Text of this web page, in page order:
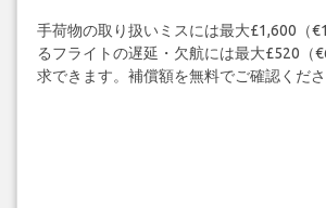
手荷物の取り扱いミスには最大£1,600（
るフライトの遅延・欠航には最大£520（
求できます。補償額を無料でご確認くださ